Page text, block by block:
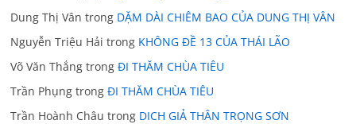
Dung Thị Vân trong DẶM DÀI CHIÊM BAO CỦA DUNG THỊ VÂN
Nguyễn Triệu Hải trong KHÔNG ĐỀ 13 CỦA THÁI LÃO
Võ Văn Thắng trongĐI THĂM CHÙA TIÊU
Trần Phụng trongĐI THĂM CHÙA TIÊU
Trần Hoành Châu trong DICH GIẢ THÂN TRỌNG SƠN